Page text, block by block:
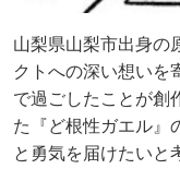
山梨県山梨市出身の
クトへの深い想いを
で過ごしたことが創
た『ど根性ガエル』
と勇気を届けたいと